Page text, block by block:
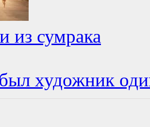
из сумрака
художник